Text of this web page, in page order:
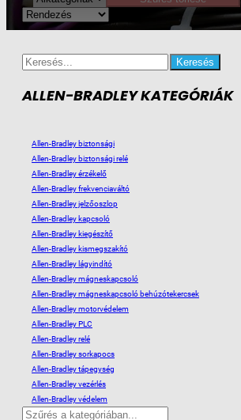
Search
for:
ALLEN-BRADLEY KATEGÓRIÁK
Allen-Bradley biztonsági
Allen-Bradley biztonsági relé
Allen-Bradley érzékelő
Allen-Bradley frekvenciaváltó
Allen-Bradley jelzőoszlop
Allen-Bradley kapcsoló
Allen-Bradley kiegészítő
Allen-Bradley kismegszakító
Allen-Bradley lágyindító
Allen-Bradley mágneskapcsoló
Allen-Bradley mágneskapcsoló behúzótekercsek
Allen-Bradley motorvédelem
Allen-Bradley PLC
Allen-Bradley relé
Allen-Bradley sorkapocs
Allen-Bradley tápegység
Allen-Bradley vezérlés
Allen-Bradley védelem